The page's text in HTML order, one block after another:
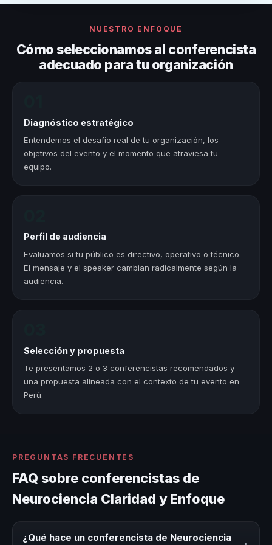
NUESTRO ENFOQUE
Cómo seleccionamos al conferencista
adecuado para tu organización
Diagnóstico estratégico
Entendemos el desafío real de tu organización, los
objetivos del evento y el momento que atraviesa tu
equipo.
Perfil de audiencia
Evaluamos si tu público es directivo, operativo o técnico.
El mensaje y el speaker cambian radicalmente según la
audiencia.
Selección y propuesta
Te presentamos 2 o 3 conferencistas recomendados y
una propuesta alineada con el contexto de tu evento en
Perú.
PREGUNTAS FRECUENTES
FAQ sobre conferencistas de
Neurociencia Claridad y Enfoque
¿Qué hace un conferencista de Neurociencia